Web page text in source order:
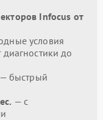
Infocus от
условия
диагностики до
— быстрый
— с